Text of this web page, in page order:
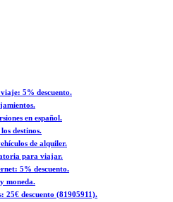
5% descuento.
en español.
destinos.
de alquiler.
para viajar.
5% descuento.
moneda.
25€ descuento (81905911).